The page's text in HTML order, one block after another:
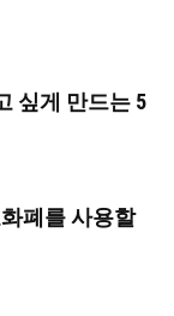
싶게 만드는 5
폐를 사용할